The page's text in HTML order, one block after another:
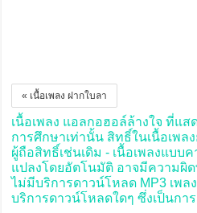
« เนื้อเพลง ฝากใบลา
เนื้อเพลง แอลกอฮอล์ล้างใจ ที่แส
การศึกษาเท่านั้น สิทธิ์ในเนื้อเพล
ผู้ถือสิทธิ์เช่นเดิม - เนื้อเพลงแบบ
แปลงโดยอัตโนมัติ อาจมีความผิด
ไม่มีบริการดาวน์โหลด MP3 เพล
บริการดาวน์โหลดใดๆ ซึ่งเป็นกา